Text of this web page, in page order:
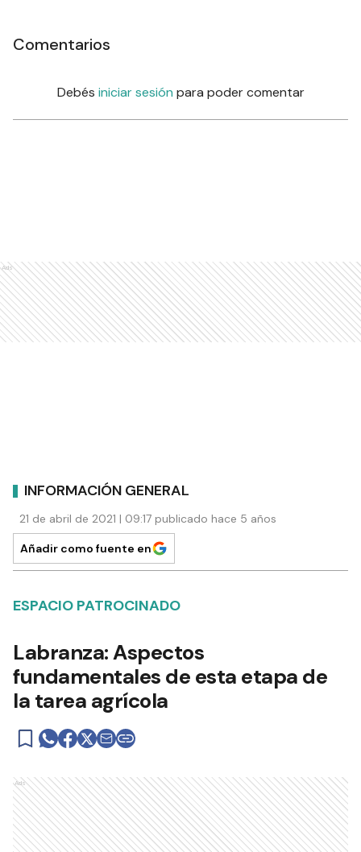
Comentarios
Debés iniciar sesión para poder comentar
Ads
INFORMACIÓN GENERAL
21 de abril de 2021 | 09:17 publicado hace 5 años
Añadir como fuente en
ESPACIO PATROCINADO
Labranza: Aspectos
fundamentales de esta etapa de
la tarea agrícola
Ads